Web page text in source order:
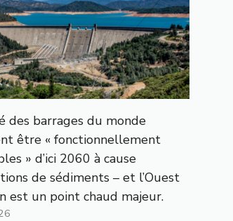
des barrages du monde
être « fonctionnellement
» d’ici 2060 à cause
de sédiments – et l’Ouest
est un point chaud majeur.